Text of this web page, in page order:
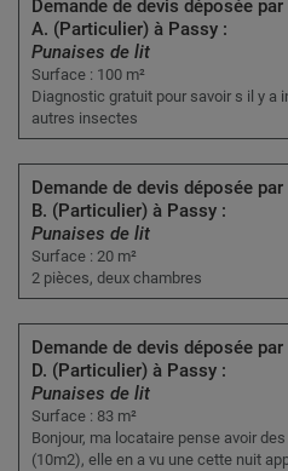
Demande de devis déposée par
A. (Particulier) à Passy :
Punaises de lit
Surface : 100 m²
Diagnostic gratuit pour savoir s il y a
autres insectes
Demande de devis déposée par
B. (Particulier) à Passy :
Punaises de lit
Surface : 20 m²
2 pièces, deux chambres
Demande de devis déposée par
D. (Particulier) à Passy :
Punaises de lit
Surface : 83 m²
Bonjour, ma locataire pense avoir
(10m2), elle en a vu une cette nuit